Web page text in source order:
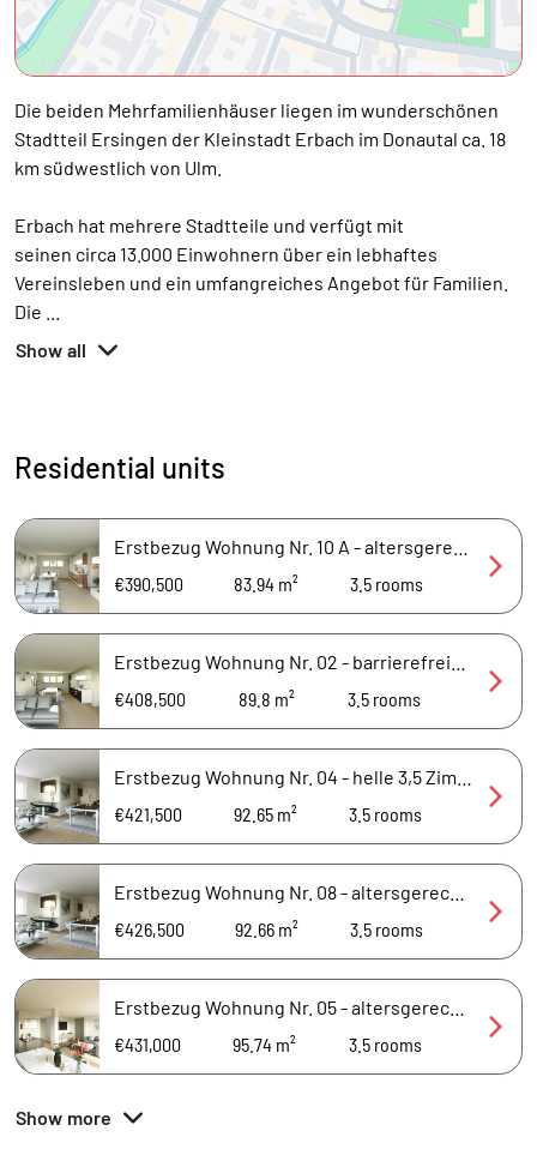
Die beiden Mehrfamilienhäuser liegen im wunderschönen
Stadtteil Ersingen der Kleinstadt Erbach im Donautal ca. 18
km südwestlich von Ulm.
Erbach hat mehrere Stadtteile und verfügt mit
seinen circa 13.000 Einwohnern über ein lebhaftes
Vereinsleben und ein umfangreiches Angebot für Familien.
Die
Show all
Residential units
€390,500
83.94 m² 3.5 rooms
€408,500
89.8 m² 3.5 rooms
€421,500
92.65 m² 3.5 rooms
€426,500
92.66 m² 3.5 rooms
€431,000
95.74 m² 3.5 rooms
Show more